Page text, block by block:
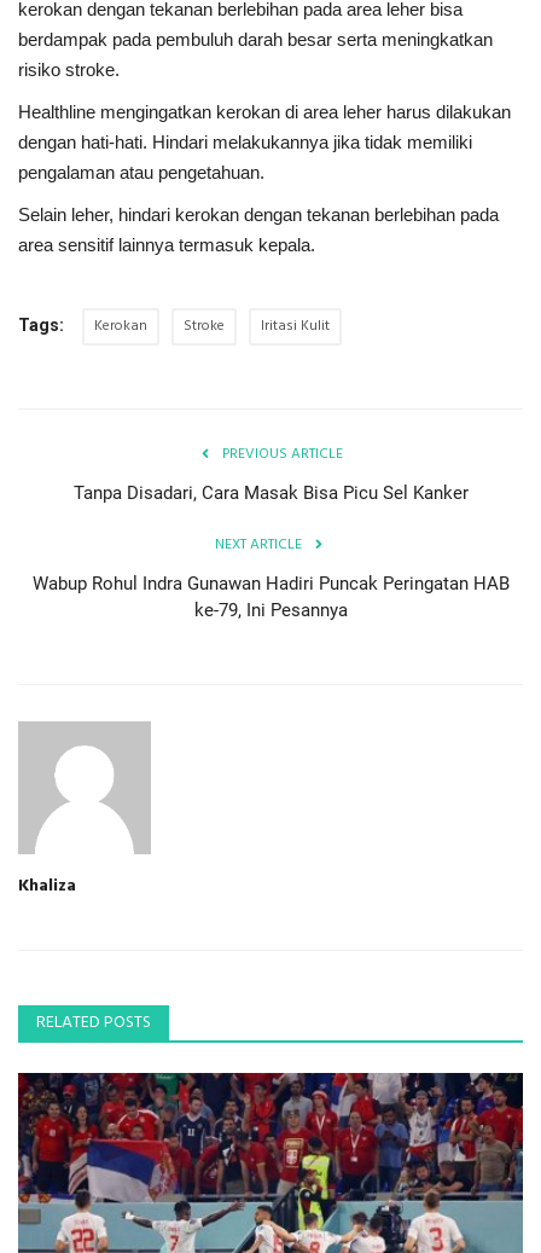
kerokan dengan tekanan berlebihan pada area leher bisa
berdampak pada pembuluh darah besar serta meningkatkan
risiko stroke.
Healthline mengingatkan kerokan di area leher harus dilakukan
dengan hati-hati. Hindari melakukannya jika tidak memiliki
pengalaman atau pengetahuan.
Selain leher, hindari kerokan dengan tekanan berlebihan pada
area sensitif lainnya termasuk kepala.
Tags: Kerokan Stroke Iritasi Kulit
PREVIOUS ARTICLE
Tanpa Disadari, Cara Masak Bisa Picu Sel Kanker
NEXT ARTICLE
Wabup Rohul Indra Gunawan Hadiri Puncak Peringatan HAB
ke-79, Ini Pesannya
Khaliza
RELATED POSTS